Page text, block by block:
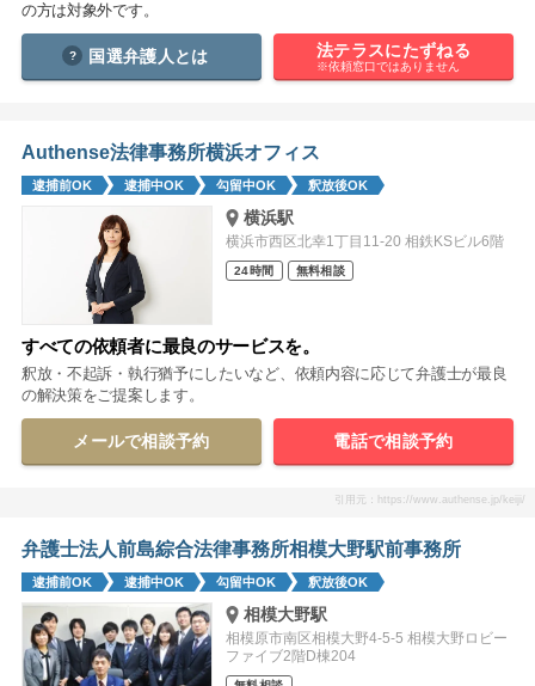
の方は対象外です。
国選弁護人とは 法テラスにたずねる
※依頼窓口ではありません
Authense法律事務所横浜オフィス
逮捕前OK 逮捕中OK 勾留中OK 釈放後OK
横浜駅
横浜市西区北幸1丁目11-20 相鉄KSビル6階
24時間 無料相談
すべての依頼者に最良のサービスを。
釈放・不起訴・執行猶予にしたいなど、依頼内容に応じて弁護士が最良
の解決策をご提案します。
メールで相談予約 電話で相談予約
引用元：https://www.authense.jp/keiji/
弁護士法人前島綜合法律事務所相模大野駅前事務所
逮捕前OK 逮捕中OK 勾留中OK 釈放後OK
相模大野駅
相模原市南区相模大野4-5-5 相模大野ロビー
ファイブ2階D棟204